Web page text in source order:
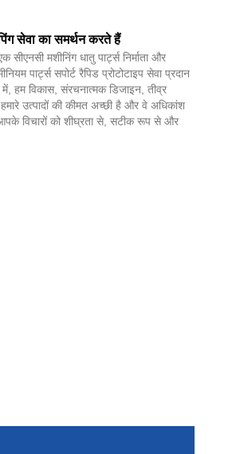
सेवा का समर्थन करते हैं
मशीनिंग धातु पार्ट्स निर्माता और
पार्ट्स सपोर्ट रैपिड प्रोटोटाइप सेवा प्रदान
हम विकास, संरचनात्मक डिजाइन, तीव्र
उत्पादों की कीमत अच्छी है और वे अधिकांश
विचारों को शीघ्रता से, सटीक रूप से और